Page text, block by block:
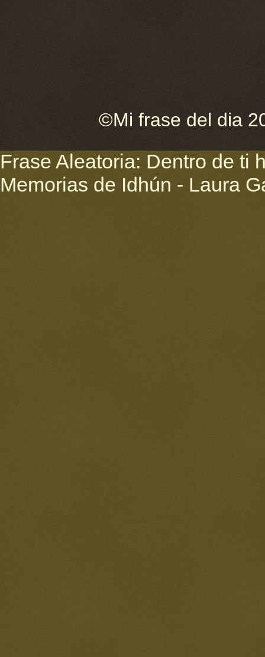
©Mi frase del dia
Frase Aleatoria: Dentro de ti
Memorias de Idhún - Laura